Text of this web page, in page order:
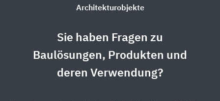
Architekturobjekte
Sie haben Fragen zu
Baulösungen, Produkten und
deren Verwendung?